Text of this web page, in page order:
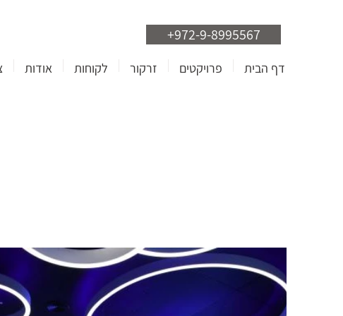
+972-9-8995567
דף הבית פרויקטים זרקור לקוחות אודות